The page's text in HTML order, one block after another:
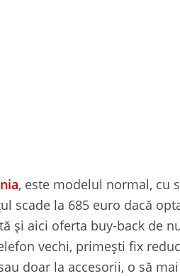
, este modelul normal, cu
scade la 685 euro dacă
și aici oferta buy-back de
vechi, primești fix
doar la accesorii, o să